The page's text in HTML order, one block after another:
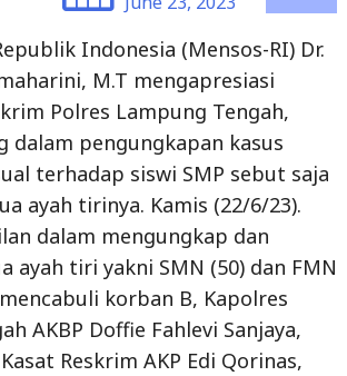
M.T mengapresiasi
Polres Lampung Tengah,
dalam pengungkapan kasus
terhadap siswi SMP sebut saja
ayah tirinya. Kamis (22/6/23).
dalam mengungkap dan
ayah tiri yakni SMN (50) dan FMN
korban B, Kapolres
AKBP Doffie Fahlevi Sanjaya,
Reskrim AKP Edi Qorinas,
piagam penghargaan oleh
Indonesia, Dr. (H.C.) Ir. Tri